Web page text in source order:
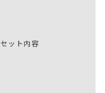
セット内容